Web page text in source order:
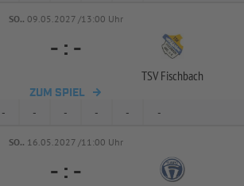
SO.. 09.05.2027 /13:00 Uhr
- : -
TSV Fischbach
ZUM SPIEL
- - - - - -
SO.. 16.05.2027 /11:00 Uhr
- : -